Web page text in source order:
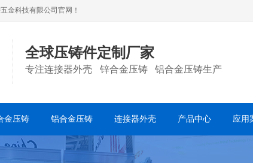
金科技有限公司官网！
全球压铸件定制厂家
专注连接器外壳 锌合金压铸 铝合金压铸生产
金压铸 铝合金压铸 连接器外壳 产品中心 应用